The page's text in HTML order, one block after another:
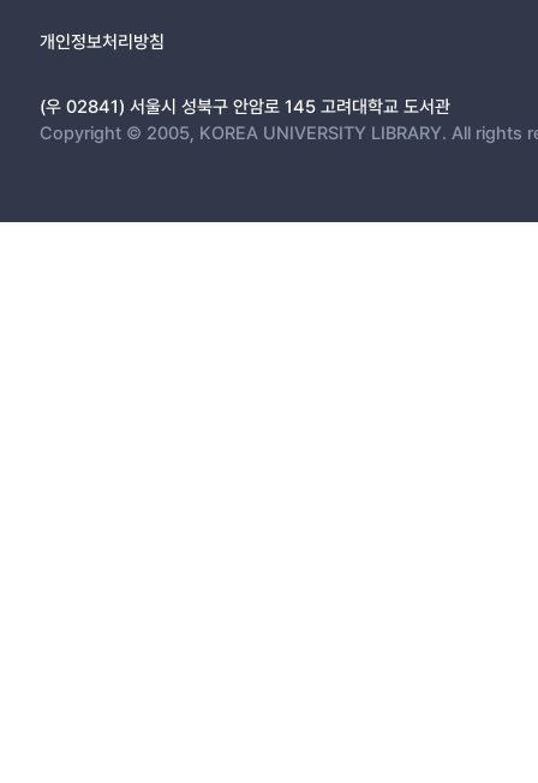
개인정보처리방침
(우 02841) 서울시 성북구 안암로 145 고려대학교 도서관
Copyright © 2005, KOREA UNIVERSITY LIBRARY. All rights